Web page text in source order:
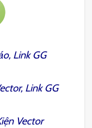
, Link GG
, Link GG
Vector